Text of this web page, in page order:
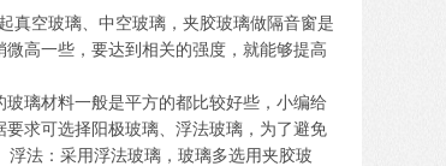
真空玻璃、中空玻璃，夹胶玻璃做隔音窗是
高一些，要达到相关的强度，就能够提高
璃材料一般是平方的都比较好些，小编给
求可选择阳极玻璃、浮法玻璃，为了避免
法：采用浮法玻璃，玻璃多选用夹胶玻